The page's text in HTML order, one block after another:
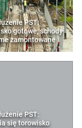
PST:
gotowe, schody
zamontowane
PST:
się torowisko